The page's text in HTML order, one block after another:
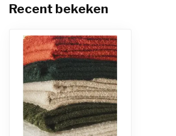
Recent bekeken